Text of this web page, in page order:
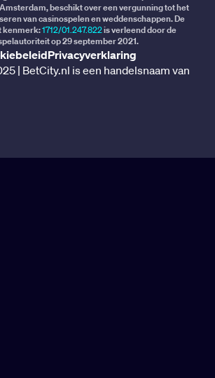
Amsterdam, beschikt over een vergunning tot het
van casinospelen en weddenschappen. De
kenmerk:1712/01.247.822is verleend door de
op 29 september 2021.
Privacyverklaring
| BetCity.nl is een handelsnaam van